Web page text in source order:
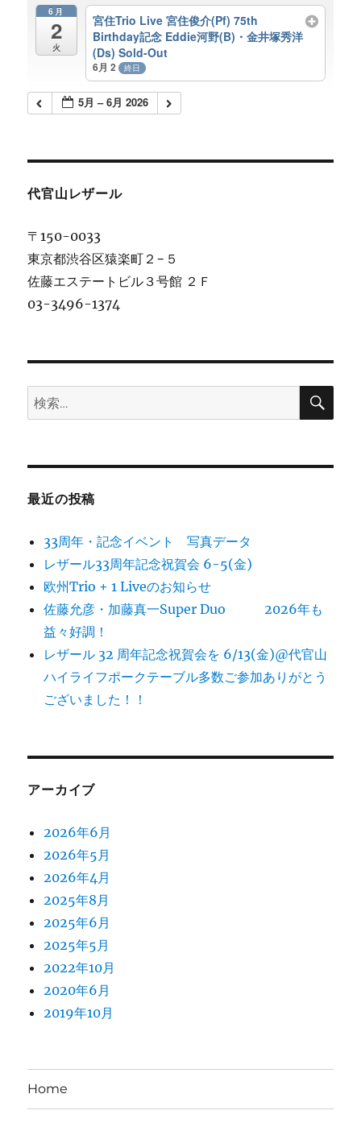
6月
2
火
宮住Trio Live 宮住俊介(Pf) 75th
Birthday記念 Eddie河野(B)・金井塚秀洋
(Ds) Sold-Out
6月 2 終日
5月 – 6月 2026
代官山レザール
〒150-0033
東京都渋谷区猿楽町２−５
佐藤エステートビル３号館 ２Ｆ
03-3496-1374
検
索:
検
最近の投稿
33周年・記念イベント 写真データ
レザール33周年記念祝賀会 6-5(金)
欧州Trio + 1 Liveのお知らせ
佐藤允彦・加藤真一Super Duo 2026年も
益々好調！
レザール 32 周年記念祝賀会を 6/13(金)@代官山
ハイライフポークテーブル多数ご参加ありがとう
ございました！！
アーカイブ
2026年6月
2026年5月
2026年4月
2025年8月
2025年6月
2025年5月
2022年10月
2020年6月
2019年10月
Home